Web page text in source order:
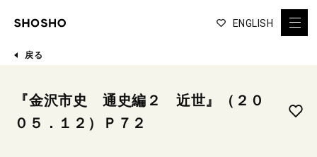
ENGLISH
戻る
『金沢市史 通史編２ 近世』（２０
０５．１２）Ｐ７２